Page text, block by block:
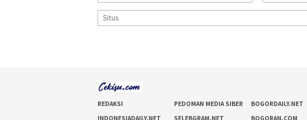
REDAKSI PEDOMAN MEDIA SIBER
BOGORDAILY.NET